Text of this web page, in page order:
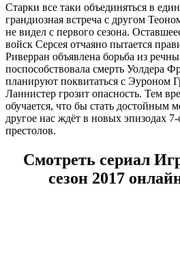
Старки все таки объединяться в
грандиозная встреча с другом
не видел с первого сезона.
войск Серсея отчаяно пытается
Риверран объявлена борьба из
поспособствовала смерть Уолдера
планируют поквитаться с Эуроном
Ланнистер грозит опасность. Тем
обучается, что бы стать достойным
другое нас ждёт в новых эпизодах
престолов.
Смотреть сериал
сезон 2017